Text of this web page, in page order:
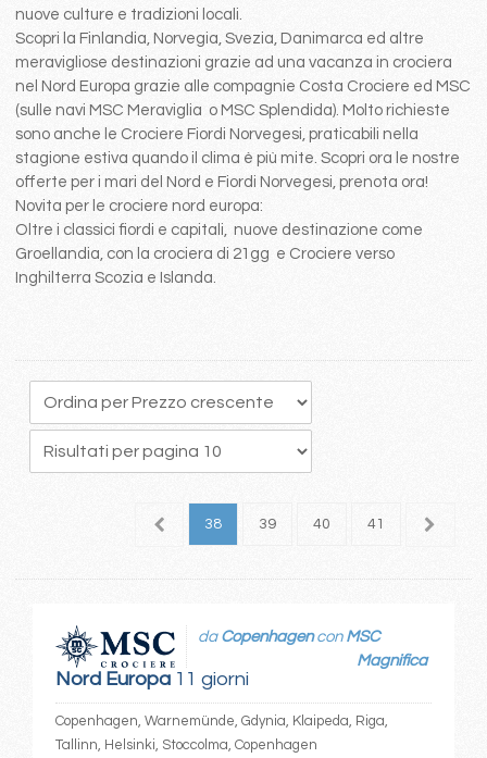
nuove culture e tradizioni locali.
Scopri la Finlandia, Norvegia, Svezia, Danimarca ed altre
meravigliose destinazioni grazie ad una vacanza in crociera
nel Nord Europa grazie alle compagnie Costa Crociere ed MSC
(sulle navi MSC Meraviglia o MSC Splendida). Molto richieste
sono anche le Crociere Fiordi Norvegesi, praticabili nella
stagione estiva quando il clima è più mite. Scopri ora le nostre
offerte per i mari del Nord e Fiordi Norvegesi, prenota ora!
Novita per le crociere nord europa:
Oltre i classici fiordi e capitali, nuove destinazione come
Groellandia, con la crociera di 21gg e Crociere verso
Inghilterra Scozia e Islanda.
37 38 39 40 41 42
Nord Europa11 giorni
da Copenhagencon MSC
Magnifica
Copenhagen, Warnemünde, Gdynia, Klaipeda, Riga,
Tallinn, Helsinki, Stoccolma, Copenhagen